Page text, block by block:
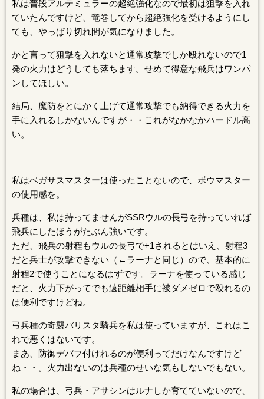
私は普段アルテミュラーの超絶強化なので最初は狙撃を入れ
ていたんですけど、竜巻してから超絶強化を受けるようにし
ても、やっぱり切れ間が気になりました。
かと言って狙撃を入れないと通常攻撃でしか殴れないので1
発の火力はどうしても落ちます。せめて得意な飛兵はワンパ
ンしてほしい。
結局、魔防をとにかく上げて通常攻撃でも納得できる火力を
手に入れるしかないんですが・・これがなかなかハードル高
い。
私はペガサスマスターは使ったことないので、ボウマスター
の使用感を。
兵種は、私は持ってませんがSSRウルの長弓を持っていれば
飛兵にしたほうがたぶん強いです。
ただ、飛兵の射程もウルの長弓で+1されるとはいえ、射程3
だと兵士が攻撃できない（←ラーナと同じ）ので、基本的に
射程2で使うことになるはずです。ラーナを使っている感じ
だと、火力下がってでも遠距離相手に被ダメゼロで殴れるの
は便利ですけどね。
弓兵種の奇襲バリスタ騎兵を私は使っていますが、これはこ
れで悪くはないです。
まあ、防御デバフ付けれるのが便利ってだけなんですけど
ね・・。火力出ないのは兵種のせいな気もしないでもない。
私の場合は、弓兵・アサシンはルナしか育てていないので、